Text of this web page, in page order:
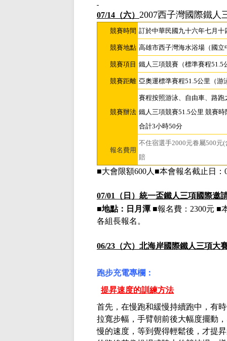
07/14（六） 2007西子灣國際鐵人
競賽時間 訂於中華民國九十六年七月十
競賽地點 高雄市西子灣海水浴場（國立
競賽項目 鐵人三項競賽（標準賽程51.5
競賽距離 亞奧運標準賽程51.5公里 （游
競賽辦法
賽程按照游泳、自由車、路跑
鐵人三項競賽51.5公里 競賽時
合計3小時50分
報名費用
不住宿選手2000元眷屬500元
賠
■大會限額600人■本會報名截止日
07/01（日） 統一盃鐵人三項國際邀
■地點：日月潭 ■報名費： 2300元 ■
各組長報名。
06/23（六） 北海岸國際鐵人三項大
跑步充電專欄：
提昇速度的訓練方法
首先，在慢跑和緩慢持續跑中，有
拉寬步幅，手臂朝前後大幅度擺動
慢的速度，等到覺得輕鬆後，才提